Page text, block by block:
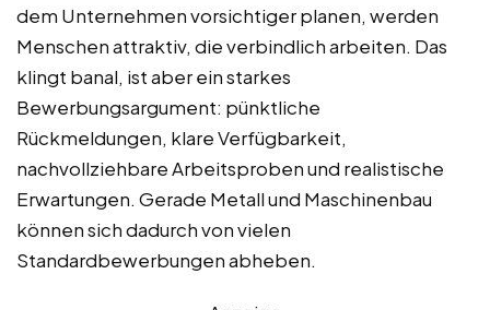
dem Unternehmen vorsichtiger planen, werden
Menschen attraktiv, die verbindlich arbeiten. Das
klingt banal, ist aber ein starkes
Bewerbungsargument: pünktliche
Rückmeldungen, klare Verfügbarkeit,
nachvollziehbare Arbeitsproben und realistische
Erwartungen. Gerade Metall und Maschinenbau
können sich dadurch von vielen
Standardbewerbungen abheben.